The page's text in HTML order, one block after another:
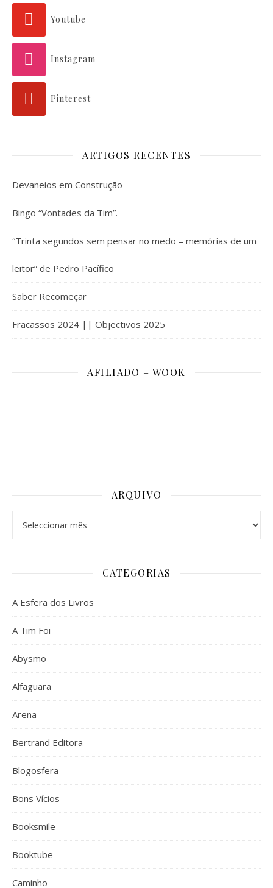
Youtube
Instagram
Pinterest
ARTIGOS RECENTES
Devaneios em Construção
Bingo “Vontades da Tim”.
“Trinta segundos sem pensar no medo – memórias de um
leitor” de Pedro Pacífico
Saber Recomeçar
Fracassos 2024 || Objectivos 2025
AFILIADO – WOOK
ARQUIVO
CATEGORIAS
A Esfera dos Livros
A Tim Foi
Abysmo
Alfaguara
Arena
Bertrand Editora
Blogosfera
Bons Vícios
Booksmile
Booktube
Caminho